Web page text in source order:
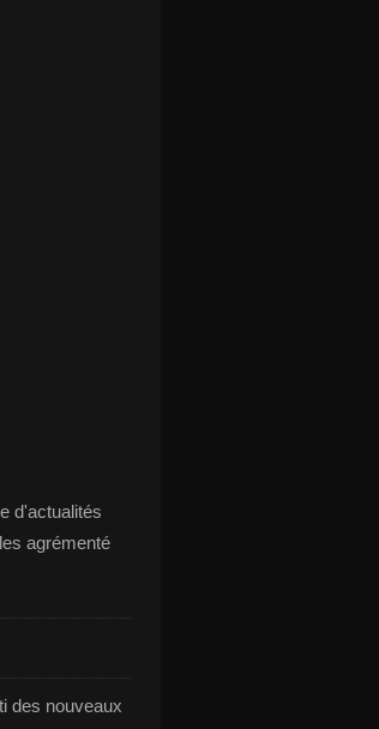
d'actualités
agrémenté
des nouveaux